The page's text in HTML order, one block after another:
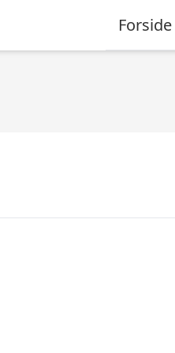
Forside